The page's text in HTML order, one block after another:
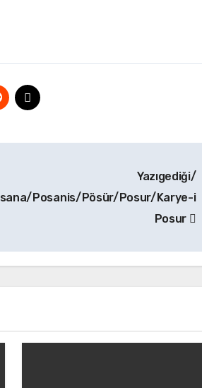
Yazıgediği/
Posanis/Pösür/Posur/Karye-i
Posur